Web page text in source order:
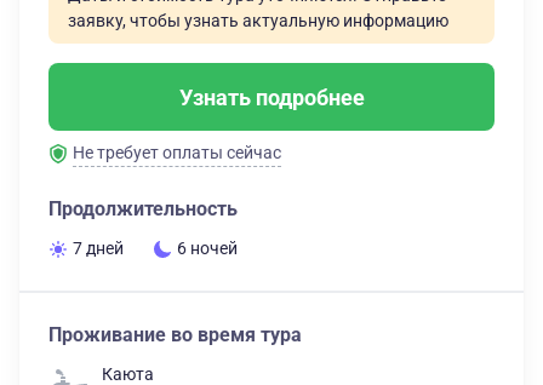
заявку, чтобы узнать актуальную информацию
Узнать подробнее
Не требует оплаты сейчас
Продолжительность
7 дней 6 ночей
Проживание во время тура
Каюта